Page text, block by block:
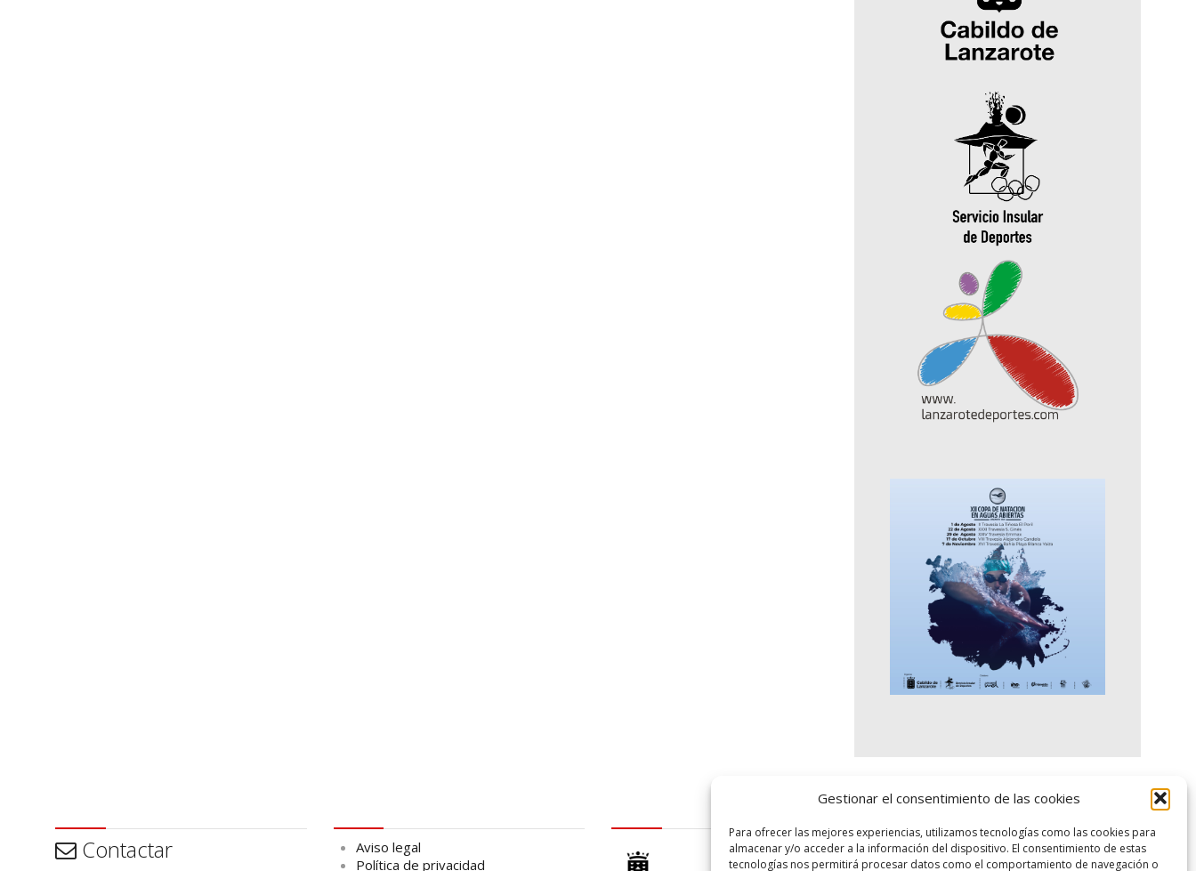
Gestionar el consentimiento de las cookies
Para ofrecer las mejores experiencias, utilizamos tecnologías como las cookies para
almacenar y/o acceder a la información del dispositivo. El consentimiento de estas
tecnologías nos permitirá procesar datos como el comportamiento de navegación o
Contactar
Aviso legal
Política de privacidad
logo SID